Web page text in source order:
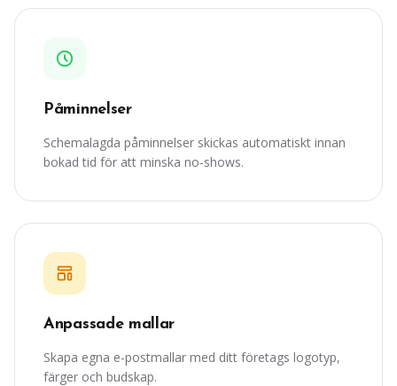
Påminnelser
Schemalagda påminnelser skickas automatiskt innan
bokad tid för att minska no-shows.
Anpassade mallar
Skapa egna e-postmallar med ditt företags logotyp,
färger och budskap.